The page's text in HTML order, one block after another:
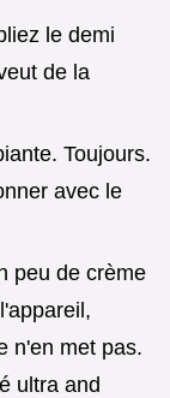
le demi
de la
Toujours.
avec le
peu de crème
n'en met pas.
ultra and